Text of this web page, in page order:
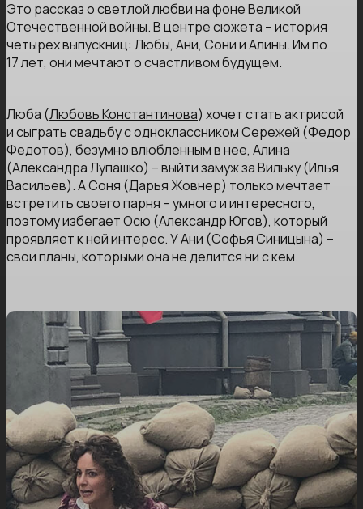
Это рассказ о светлой любви на фоне Великой
Отечественной войны. В центре сюжета – история
четырех выпускниц: Любы, Ани, Сони и Алины. Им по
17 лет, они мечтают о счастливом будущем.
Люба (Любовь Константинова) хочет стать актрисой
и сыграть свадьбу с одноклассником Сережей (Федор
Федотов), безумно влюбленным в нее, Алина
(Александра Лупашко) – выйти замуж за Вильку (Илья
Васильев). А Соня (Дарья Жовнер) только мечтает
встретить своего парня – умного и интересного,
поэтому избегает Осю (Александр Югов), который
проявляет к ней интерес. У Ани (Софья Синицына) –
свои планы, которыми она не делится ни с кем.